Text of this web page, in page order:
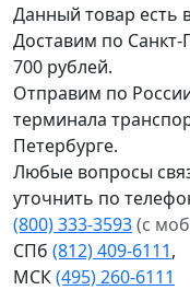
Данный товар есть
Доставим по Санкт-
700 рублей.
Отправим по
терминала
Петербурге.
Любые вопросы
уточнить по
(800) 333-3593(с
СПб (812) 409-6111,
МСК(495) 260-6111